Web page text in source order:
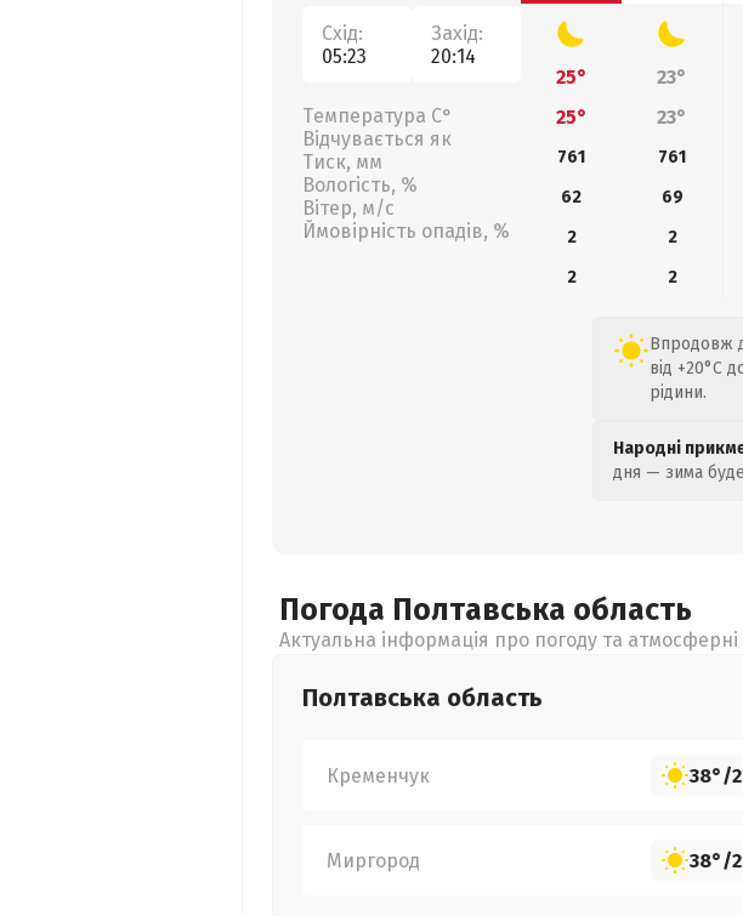
Схід:
05:23
Захід:
20:14
Температура С°
Відчувається як
Тиск, мм
Вологість, %
Вітер, м/с
Ймовірність опадів, %
25° 23°
25°
23°
761 761
62
69
2
2
2
2
Впродовж
від +20°C
рідини.
Народні
дня — зима
Погода Полтавська область
Актуальна інформація про погоду та атмосферні
Полтавська область
Кременчук 38°/
Миргород 38°/